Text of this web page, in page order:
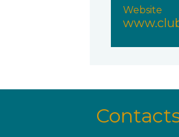
Website